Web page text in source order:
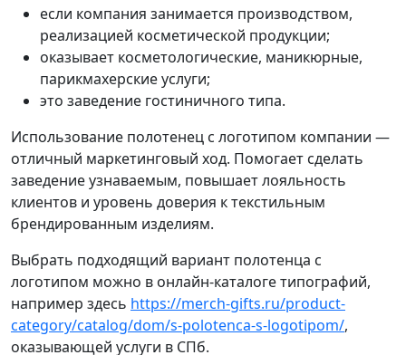
если компания занимается производством,
реализацией косметической продукции;
оказывает косметологические, маникюрные,
парикмахерские услуги;
это заведение гостиничного типа.
Использование полотенец с логотипом компании —
отличный маркетинговый ход. Помогает сделать
заведение узнаваемым, повышает лояльность
клиентов и уровень доверия к текстильным
брендированным изделиям.
Выбрать подходящий вариант полотенца с
логотипом можно в онлайн-каталоге типографий,
например здесь https://merch-gifts.ru/product-
category/catalog/dom/s-polotenca-s-logotipom/,
оказывающей услуги в СПб.